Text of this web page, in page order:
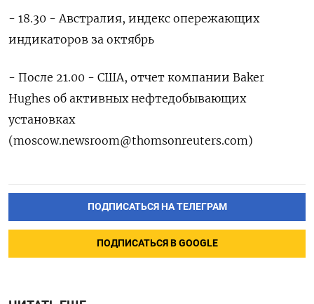
- 18.30 - Австралия, индекс опережающих
индикаторов за октябрь
- После 21.00 - США, отчет компании Baker
Hughes об активных нефтедобывающих
установках
(moscow.newsroom@thomsonreuters.com)
ПОДПИСАТЬСЯ НА ТЕЛЕГРАМ
ПОДПИСАТЬСЯ В GOOGLE